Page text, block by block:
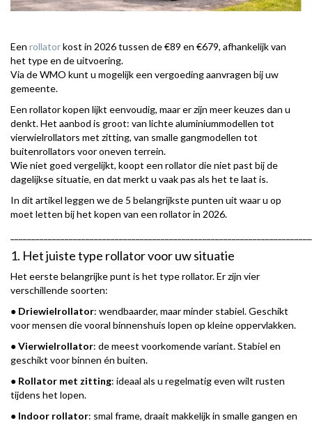
Een rollatorkost in 2026 tussen de €89 en €679, afhankelijk van
het type en de uitvoering.
Via de WMO kunt u mogelijk een vergoeding aanvragen bij uw
gemeente.
Een rollator kopen lijkt eenvoudig, maar er zijn meer keuzes dan u
denkt. Het aanbod is groot: van lichte aluminiummodellen tot
vierwielrollators met zitting, van smalle gangmodellen tot
buitenrollators voor oneven terrein.
Wie niet goed vergelijkt, koopt een rollator die niet past bij de
dagelijkse situatie, en dat merkt u vaak pas als het te laat is.
In dit artikel leggen we de 5 belangrijkste punten uit waar u op
moet letten bij het kopen van een rollator in 2026.
1. Het juiste type rollator voor uw situatie
Het eerste belangrijke punt is het type rollator. Er zijn vier
verschillende soorten:
● Driewielrollator: wendbaarder, maar minder stabiel. Geschikt
voor mensen die vooral binnenshuis lopen op kleine oppervlakken.
●Vierwielrollator: de meest voorkomende variant. Stabiel en
geschikt voor binnen én buiten.
● Rollator met zitting: ideaal als u regelmatig even wilt rusten
tijdens het lopen.
● Indoor rollator: smal frame, draait makkelijk in smalle gangen en